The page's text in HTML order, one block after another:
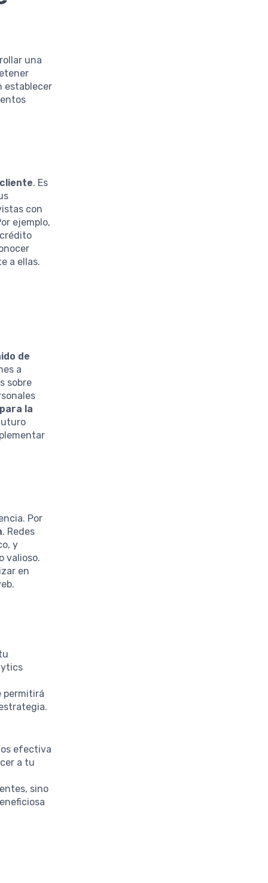
una
establecer
. Es
con
ejemplo,
a ellas.
de
a
sobre
la
Por
. Redes
y
valioso.
en
permitirá
efectiva
a tu
sino